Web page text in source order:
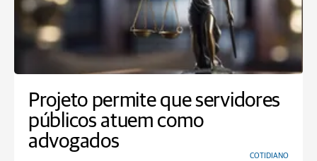
Projeto permite que servidores
públicos atuem como
advogados
COTIDIANO